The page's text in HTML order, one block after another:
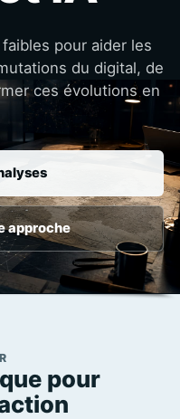
pour aider les
du digital, de
ces évolutions en
approche
pour